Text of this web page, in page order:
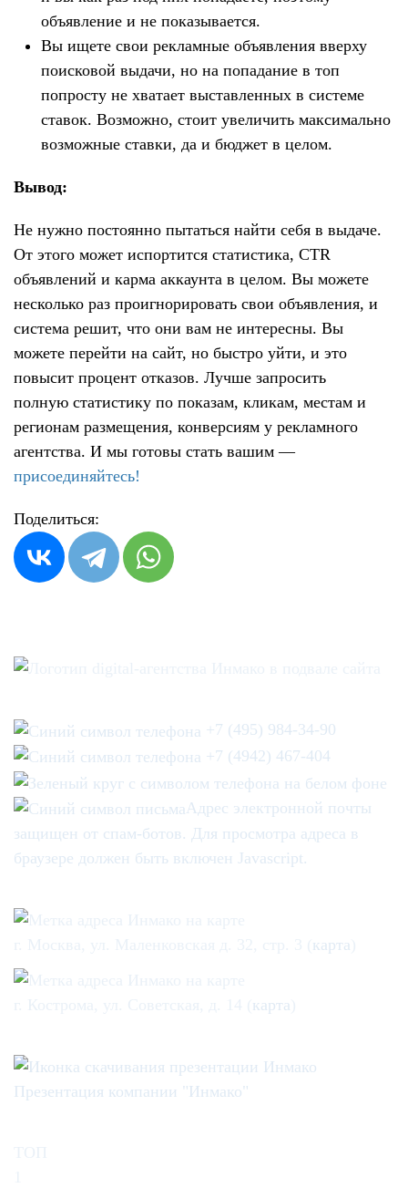
объявление и не показывается.
Вы ищете свои рекламные объявления вверху
поисковой выдачи, но на попадание в топ
попросту не хватает выставленных в системе
ставок. Возможно, стоит увеличить максимально
возможные ставки, да и бюджет в целом.
Вывод:
Не нужно постоянно пытаться найти себя в выдаче.
От этого может испортится статистика, CTR
объявлений и карма аккаунта в целом. Вы можете
несколько раз проигнорировать свои объявления, и
система решит, что они вам не интересны. Вы
можете перейти на сайт, но быстро уйти, и это
повысит процент отказов. Лучше запросить
полную статистику по показам, кликам, местам и
регионам размещения, конверсиям у рекламного
агентства. И мы готовы стать вашим —
присоединяйтесь!
Поделиться:
+7 (495) 984-34-90
+7 (4942) 467-404
Адрес электронной почты
защищен от спам-ботов. Для просмотра адреса в
браузере должен быть включен Javascript.
карта
карта
Презентация компании "Инмако"